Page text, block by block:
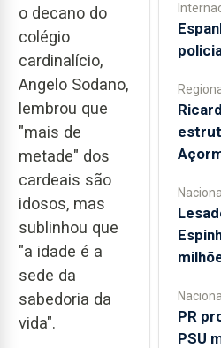
o decano do
colégio
cardinalício,
Angelo Sodano,
lembrou que
"mais de
metade" dos
cardeais são
idosos, mas
sublinhou que
"a idade é a
sede da
sabedoria da
vida".
Nacional
Nacional
PR
PSU